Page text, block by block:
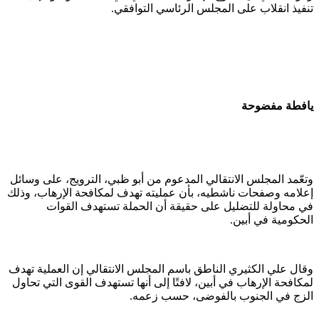
تنفيذ انقلاب على المجلس الرئاسي التوافقي.
يافطة مفضوحة
وتعّمد المجلس الانتقالي المدعوم من أبو ظبي، الترويج، على وسائل
إعلامه وصفحات ناشطيه، بأن عمليته تهدف لمكافحة الإرهاب، وذلك
في محاولة للتضليل على حقيقة أن الحملة تستهدف القوات
الحكومية في أبين.
وقال علي الكثيري الناطق باسم المجلس الانتقالي إن العملية تهدف
لمكافحة الإرهاب في أبين، لافتًا إلى أنها تستهدف القوى التي تحاول
الزج في الجنوب بالفوضى، حسب زعمه.